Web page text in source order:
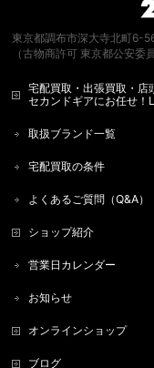
東京都調布市深大寺北町6-
（古物商許可 東京都公安委
宅配買取・出張買取・店
セカンドギアにお任せ！
取扱ブランド一覧
宅配買取の条件
よくあるご質問（Q&A）
ショップ紹介
営業日カレンダー
お知らせ
オンラインショップ
ブログ